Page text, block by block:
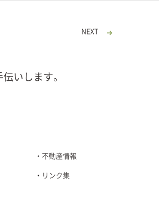
NEXT
いします。
不動産情報
リンク集